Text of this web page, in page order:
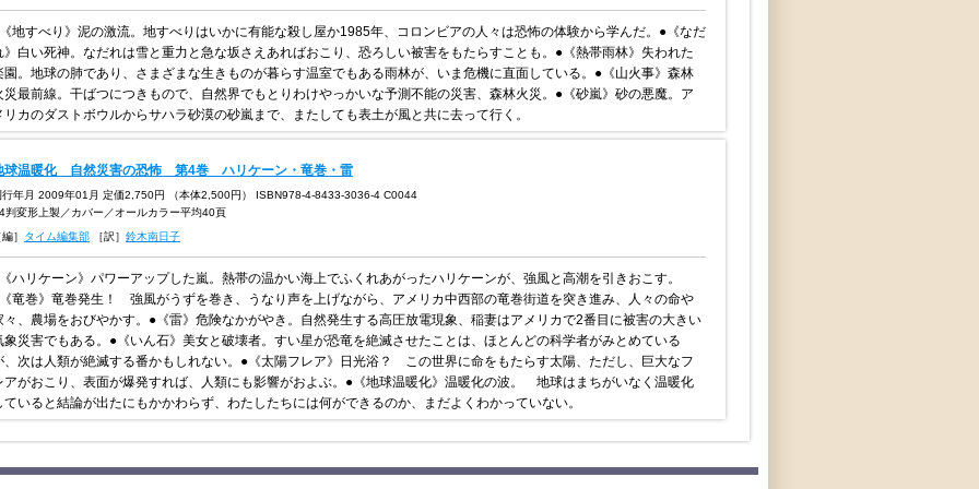
地すべり》泥の激流。地すべりはいかに有能な殺し屋か1985年、コロンビアの人々は恐怖の体験から学んだ。●《なだ
》白い死神。なだれは雪と重力と急な坂さえあればおこり、恐ろしい被害をもたらすことも。●《熱帯雨林》失われた
園。地球の肺であり、さまざまな生きものが暮らす温室でもある雨林が、いま危機に直面している。●《山火事》森林
災最前線。干ばつにつきもので、自然界でもとりわけやっかいな予測不能の災害、森林火災。●《砂嵐》砂の悪魔。ア
リカのダストボウルからサハラ砂漠の砂嵐まで、またしても表土が風と共に去って行く。
球温暖化 自然災害の恐怖 第4巻 ハリケーン・竜巻・雷
行年月 2009年01月 定価2,750円 （本体2,500円） ISBN978-4-8433-3036-4 C0044
判変形上製／カバー／オールカラー平均40頁
］ タイム編集部 ［訳］ 鈴木南日子
ハリケーン》パワーアップした嵐。熱帯の温かい海上でふくれあがったハリケーンが、強風と高潮を引きおこす。
竜巻》竜巻発生！ 強風がうずを巻き、うなり声を上げながら、アメリカ中西部の竜巻街道を突き進み、人々の命や
々、農場をおびやかす。●《雷》危険なかがやき。自然発生する高圧放電現象、稲妻はアメリカで2番目に被害の大きい
象災害でもある。●《いん石》美女と破壊者。すい星が恐竜を絶滅させたことは、ほとんどの科学者がみとめている
、次は人類が絶滅する番かもしれない。●《太陽フレア》日光浴？ この世界に命をもたらす太陽、ただし、巨大なフ
アがおこり、表面が爆発すれば、人類にも影響がおよぶ。●《地球温暖化》温暖化の波。 地球はまちがいなく温暖化
ていると結論が出たにもかかわらず、わたしたちには何ができるのか、まだよくわかっていない。